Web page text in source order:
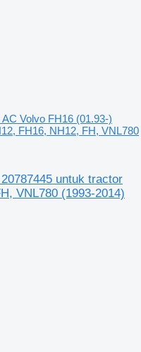
AC Volvo FH16 (01.93-)
FH16, NH12, FH, VNL780
untuk tractor
VNL780 (1993-2014)